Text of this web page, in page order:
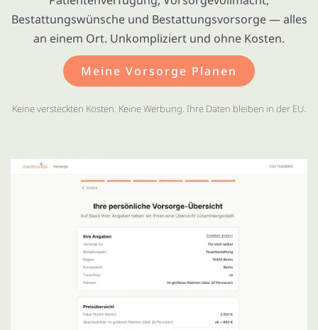
Bestattungswünsche und Bestattungsvorsorge — alles
an einem Ort. Unkompliziert und ohne Kosten.
Meine Vorsorge Planen
Keine versteckten Kosten. Keine Werbung. Ihre Daten bleiben in der EU.